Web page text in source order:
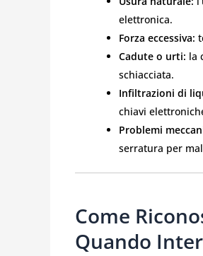
elettronica.
Forza eccessiva:
Cadute o urti: la
schiacciata.
Infiltrazioni di
chiavi
Problemi
serratura per
Come
Quando